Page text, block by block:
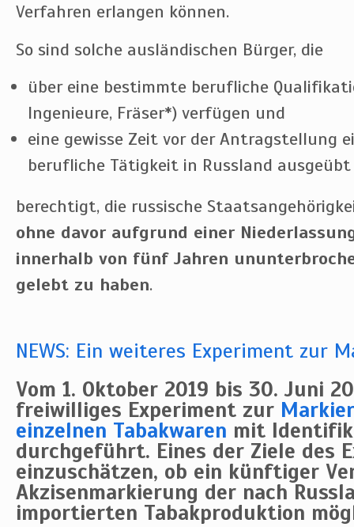
Verfahren erlangen können.
So sind solche ausländischen Bürger, die
über eine bestimmte berufliche
Ingenieure, Fräser*) verfügen und
eine gewisse Zeit vor der Antragstellung
berufliche Tätigkeit in Russland ausgeübt
berechtigt, die russische
ohne davor aufgrund einer
innerhalb von fünf Jahren
gelebt zu haben.
NEWS: Ein weiteres Experiment zur
Vom 1. Oktober 2019 bis 30. Juni
freiwilliges Experiment zur
einzelnen Tabakwaren mit
durchgeführt. Eines der Ziele des
einzuschätzen, ob ein künftiger
Akzisenmarkierung der nach
importierten Tabakproduktion